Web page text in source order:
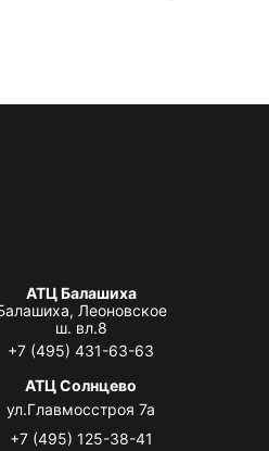
АТЦ Балашиха
Леоновское
ш. вл.8
+7 (495) 431-63-63
АТЦ Солнцево
ул.Главмосстроя 7а
+7 (495) 125-38-41